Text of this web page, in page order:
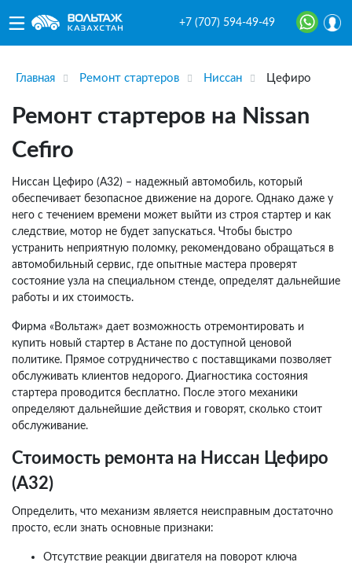
+7 (707) 594-49-49
Главная Ремонт стартеров Ниссан Цефиро
Ремонт стартеров на Nissan
Cefiro
Ниссан Цефиро (А32) – надежный автомобиль, который
обеспечивает безопасное движение на дороге. Однако даже у
него с течением времени может выйти из строя стартер и как
следствие, мотор не будет запускаться. Чтобы быстро
устранить неприятную поломку, рекомендовано обращаться в
автомобильный сервис, где опытные мастера проверят
состояние узла на специальном стенде, определят дальнейшие
работы и их стоимость.
Фирма «Вольтаж» дает возможность отремонтировать и
купить новый стартер в Астане по доступной ценовой
политике. Прямое сотрудничество с поставщиками позволяет
обслуживать клиентов недорого. Диагностика состояния
стартера проводится бесплатно. После этого механики
определяют дальнейшие действия и говорят, сколько стоит
обслуживание.
Стоимость ремонта на Ниссан Цефиро
(А32)
Определить, что механизм является неисправным достаточно
просто, если знать основные признаки:
Отсутствие реакции двигателя на поворот ключа